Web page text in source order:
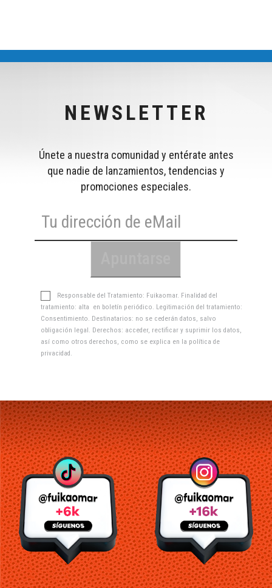
NEWSLETTER
Únete a nuestra comunidad y entérate antes
que nadie de lanzamientos, tendencias y
promociones especiales.
Responsable del Tratamiento: Fuikaomar. Finalidad del
tratamiento: alta en boletín periódico. Legitimación del tratamiento:
Consentimiento. Destinatarios: no se cederán datos, salvo
obligación legal. Derechos: acceder, rectificar y suprimir los datos,
así como otros derechos, como se explica en la política de
privacidad.